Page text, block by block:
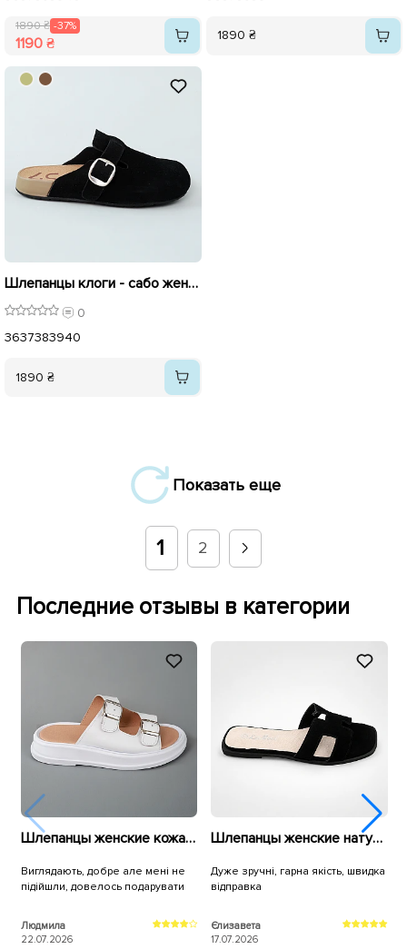
1890 ₴ -37%
1190 ₴ 1890 ₴
Шлепанцы клоги - сабо женские замшевые 595416 Черные
0
3637383940
1890 ₴
Показать еще
1 2
Последние отзывы в категории
Шлепанцы женские кожа 594743 Белые
Виглядають, добре але мені не
підійшли, довелось подарувати
Людмила
22.07.2026
Шлепанцы женские натуральная замша 595775 Черные
Дуже зручні, гарна якість, швидка
відправка
Єлизавета
17.07.2026